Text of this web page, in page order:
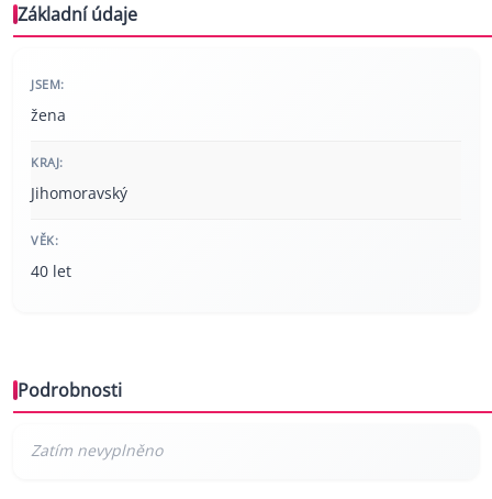
Základní údaje
JSEM:
žena
KRAJ:
Jihomoravský
VĚK:
40 let
Podrobnosti